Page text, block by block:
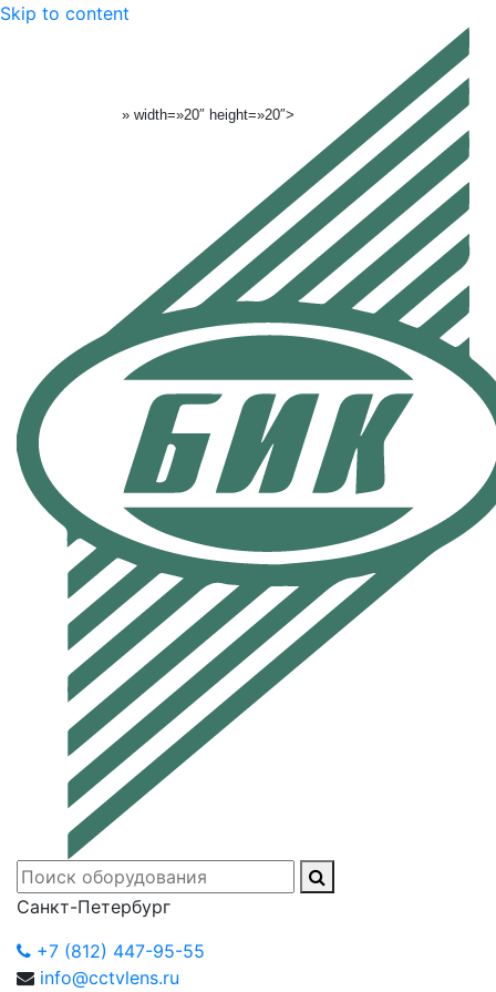
Skip to content
Санкт-Петербург
+7 (812) 447-95-55
info@cctvlens.ru
» width=»20″ height=»20″>